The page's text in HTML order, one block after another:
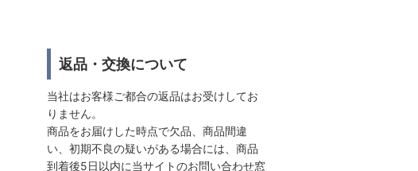
返品・交換について
当社はお客様ご都合の返品はお受けしてお
りません。
商品をお届けした時点で欠品、商品間違
い、初期不良の疑いがある場合には、商品
到着後5日以内に当サイトのお問い合わせ窓